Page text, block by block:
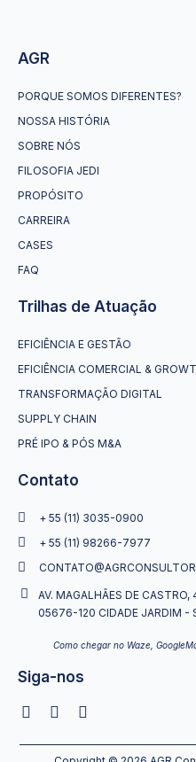
AGR
PORQUE SOMOS DIFERENTES?
NOSSA HISTÓRIA
SOBRE NÓS
FILOSOFIA JEDI
PROPÓSITO
CARREIRA
CASES
FAQ
Trilhas de Atuação
EFICIÊNCIA E GESTÃO
EFICIÊNCIA COMERCIAL &
TRANSFORMAÇÃO DIGITAL
SUPPLY CHAIN
PRÉ IPO & PÓS M&A
Contato
+ 55 (11) 3035-0900
+ 55 (11) 98266-7977
AV. MAGALHÃES DE
05676-120 CIDADE JARDIM -
Como chegar no Waze,
Siga-nos